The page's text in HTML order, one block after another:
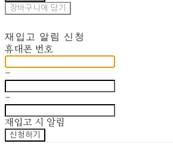
장바구니에 담기
재입고 알림 신청
휴대폰 번호
-
-
재입고 시 알림
신청하기